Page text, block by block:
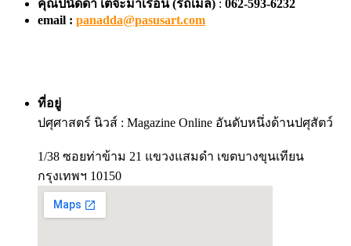
คุณปนัดดา เตจ๊ะมาเรือน (รถเมล์) : 062-593-6232
email : panadda@pasusart.com
ที่อยู่
ปศุศาสตร์ นิวส์ : Magazine Online อันดับหนึ่งด้านปศุสัตว์
1/38 ซอยท่าข้าม 21 แขวงแสมดำ เขตบางขุนเทียน
กรุงเทพฯ 10150